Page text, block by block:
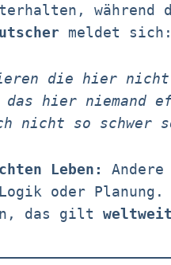
während
meldet sich:
die hier
das hier niemand
nicht so schwer
Leben:
oder
das gilt weltweit